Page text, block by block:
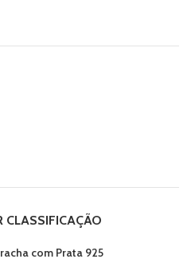
CLASSIFICAÇÃO
com Prata 925